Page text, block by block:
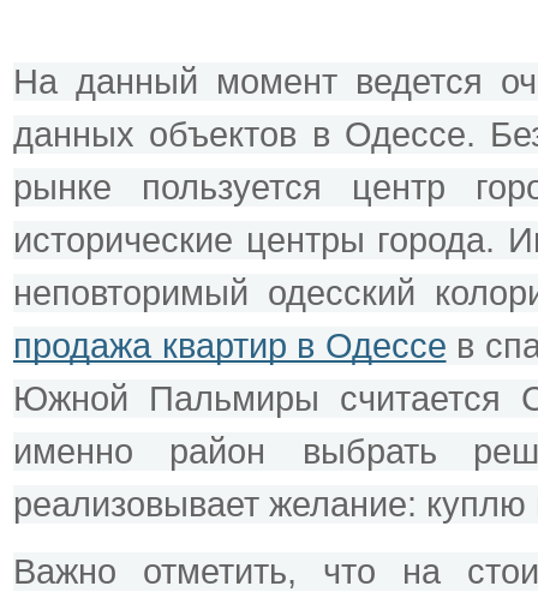
На данный момент ведется
данных объектов в Одессе.
рынке пользуется центр
исторические центры города.
продажа квартир в Одессе в
Южной Пальмиры считается
именно район выбрать
реализовывает желание: куплю
Важно отметить, что на